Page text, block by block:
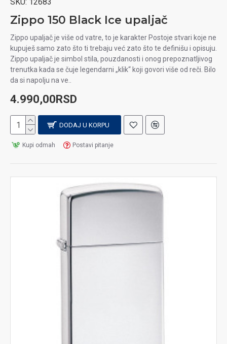
Zippo 150 Black Ice upaljač
Zippo upaljač je više od vatre, to je karakter Postoje stvari koje ne
kupuješ samo zato što ti trebaju već zato što te definišu i opisuju.
Zippo upaljač je simbol stila, pouzdanosti i onog prepoznatljivog
trenutka kada se čuje legendarni „klik“ koji govori više od reči. Bilo
da si napolju na ve..
4.990,00RSD
DODAJ U KORPU
Kupi odmah Postavi pitanje